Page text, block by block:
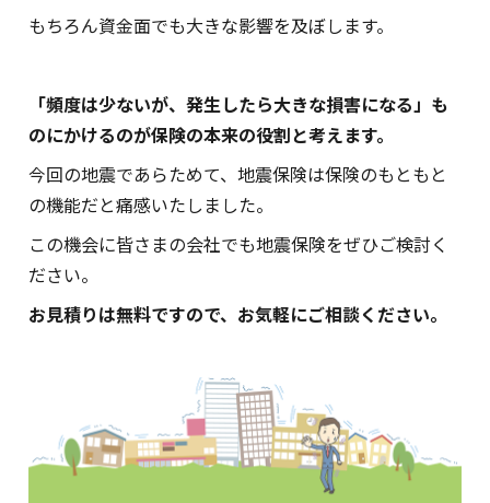
もちろん資金面でも大きな影響を及ぼします。
「頻度は少ないが、発生したら大きな損害になる」も
のにかけるのが保険の本来の役割と考えます。
今回の地震であらためて、地震保険は保険のもともと
の機能だと痛感いたしました。
この機会に皆さまの会社でも地震保険をぜひご検討く
ださい。
お見積りは無料ですので、お気軽にご相談ください。